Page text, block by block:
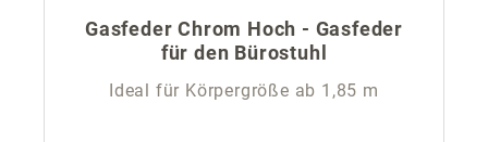
Gasfeder Chrom Hoch - Gasfeder
für den Bürostuhl
Ideal für Körpergröße ab 1,85 m